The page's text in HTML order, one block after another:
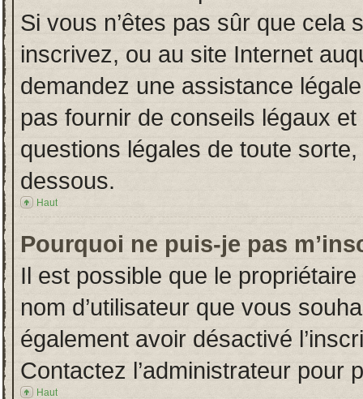
Si vous n’êtes pas sûr que cela
inscrivez, ou au site Internet
demandez une assistance
pas fournir de conseils légaux
questions légales de toute
dessous.
Haut
Pourquoi ne puis-je pas
Il est possible que le
nom d’utilisateur que vous
également avoir désactivé
Contactez l’administrateur pour
Haut